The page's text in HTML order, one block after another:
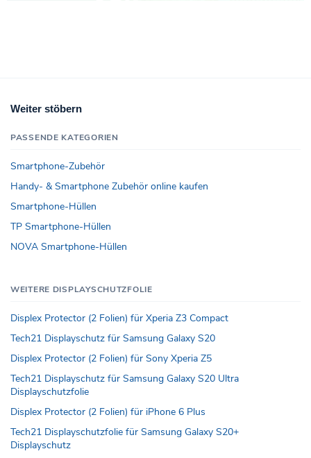
Weiter stöbern
PASSENDE KATEGORIEN
Smartphone-Zubehör
Handy- & Smartphone Zubehör online kaufen
Smartphone-Hüllen
TP Smartphone-Hüllen
NOVA Smartphone-Hüllen
WEITERE DISPLAYSCHUTZFOLIE
Displex Protector (2 Folien) für Xperia Z3 Compact
Tech21 Displayschutz für Samsung Galaxy S20
Displex Protector (2 Folien) für Sony Xperia Z5
Tech21 Displayschutz für Samsung Galaxy S20 Ultra
Displayschutzfolie
Displex Protector (2 Folien) für iPhone 6 Plus
Tech21 Displayschutzfolie für Samsung Galaxy S20+
Displayschutz